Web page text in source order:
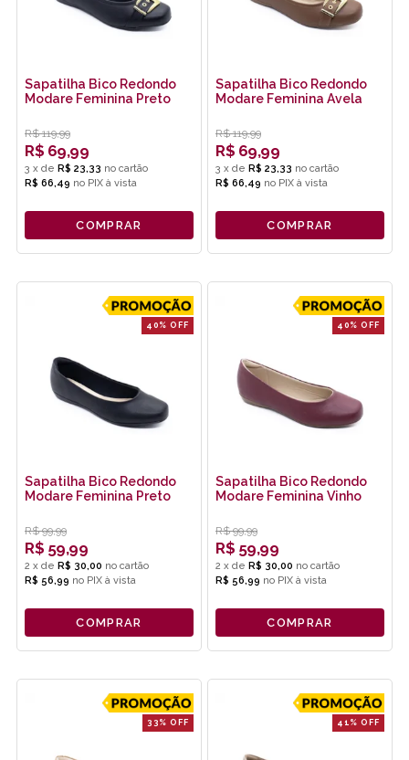
Sapatilha Bico Redondo
Modare Feminina Preto
R$ 119,99
R$ 69,99
3 x de R$ 23,33
R$ 66,49 no PIX
COMPRAR
Sapatilha Bico Redondo
Modare Feminina Avela
R$ 119,99
R$ 69,99
3 x de R$ 23,33
R$ 66,49 no PIX
COMPRAR
40% OFF
Sapatilha Bico Redondo
Modare Feminina Preto
R$ 99,99
R$ 59,99
2 x de R$ 30,00
R$ 56,99 no PIX
COMPRAR
40% OFF
Sapatilha Bico Redondo
Modare Feminina Vinho
R$ 99,99
R$ 59,99
2 x de R$ 30,00
R$ 56,99 no PIX
COMPRAR
33% OFF 41% OFF